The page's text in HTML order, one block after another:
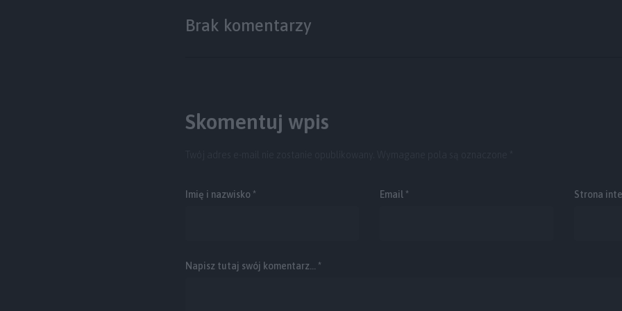
Brak komentarzy
Skomentuj wpis
Imię i nazwisko * Email * Strona
Napisz tutaj swój komentarz... *